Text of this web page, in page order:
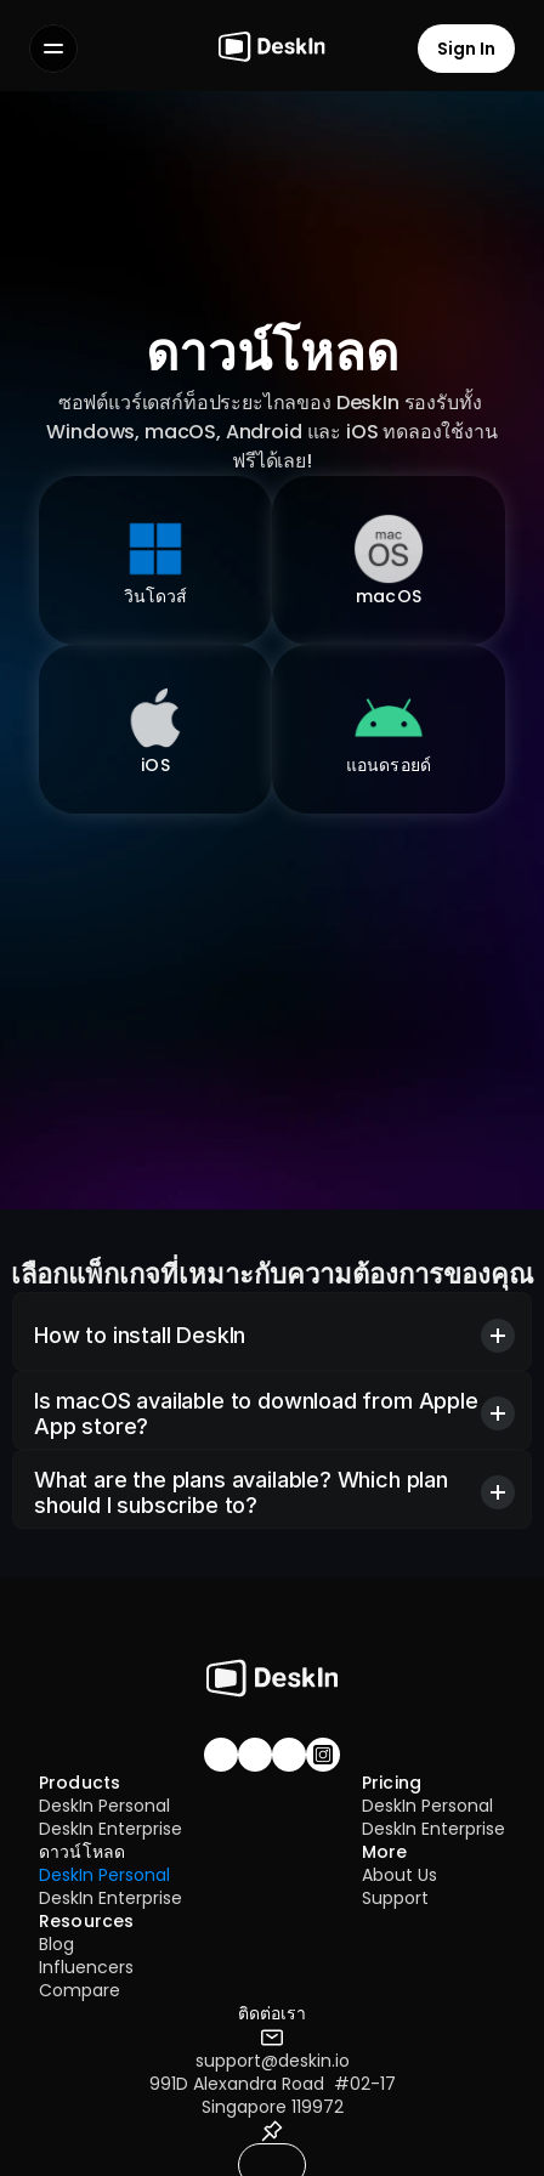
Privacy Policy
Sign In
ดาวน์โหลด
ซอฟต์แวร์เดสก์ท็อประยะไกลของ DeskIn รองรับทั้ง
Windows, macOS, Android และ iOS ทดลองใช้งาน
ฟรีได้เลย!
วินโดวส์ macOS
iOS แอนดรอยด์
เลือกแพ็กเกจที่เหมาะกับความต้องการของคุณ
How to install DeskIn
Is macOS available to download from Apple
App store?
What are the plans available? Which plan
should I subscribe to?
Join our community!
Products
DeskIn Personal
DeskIn Enterprise
ดาวน์โหลด
DeskIn Personal
DeskIn Enterprise
Pricing
DeskIn Personal
DeskIn Enterprise
More
About Us
Support
Resources
Blog
Influencers
Compare
ติดต่อเรา
support@deskin.io
991D Alexandra Road  #02-17
Singapore 119972